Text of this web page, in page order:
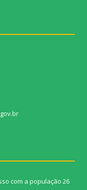
com a população 26